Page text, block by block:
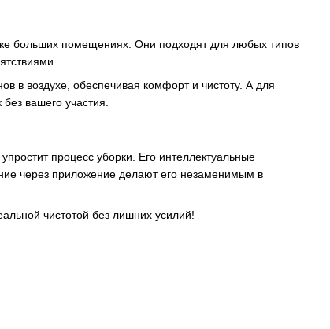
больших помещениях. Они подходят для любых типов
в воздухе, обеспечивая комфорт и чистоту. А для
вашего участия.
процесс уборки. Его интеллектуальные
через приложение делают его незаменимым в
чистотой без лишних усилий!